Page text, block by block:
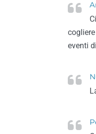
eventi